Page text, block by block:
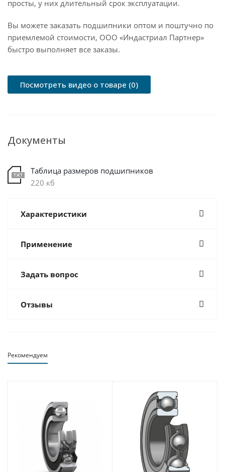
просты, у них длительный срок эксплуатации.
Вы можете заказать подшипники оптом и поштучно по
приемлемой стоимости, ООО «Индастриал Партнер»
быстро выполняет все заказы.
Посмотреть видео о товаре (0)
Документы
Таблица размеров подшипников
220 кб
Характеристики
Применение
Задать вопрос
Отзывы
Рекомендуем